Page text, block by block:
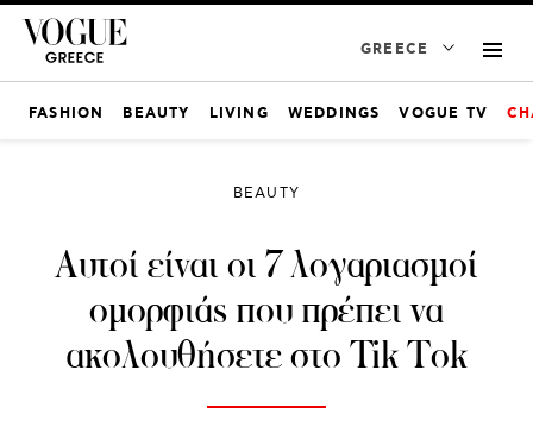
GREECE
FASHION BEAUTY LIVING WEDDINGS VOGUE TV
BEAUTY
Αυτοί είναι οι 7 λογαριασμοί
ομορφιάς που πρέπει να
ακολουθήσετε στο Tik Tok